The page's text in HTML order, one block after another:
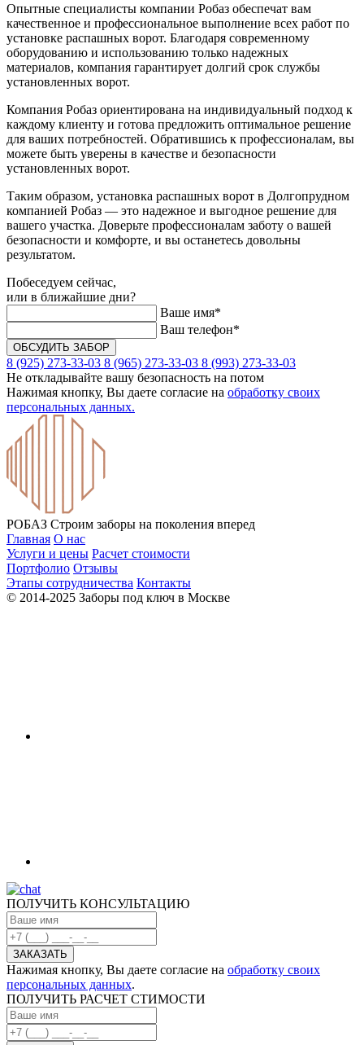
Опытные специалисты компании Робаз обеспечат вам
качественное и профессиональное выполнение всех работ по
установке распашных ворот. Благодаря современному
оборудованию и использованию только надежных
материалов, компания гарантирует долгий срок службы
установленных ворот.
Компания Робаз ориентирована на индивидуальный подход к
каждому клиенту и готова предложить оптимальное решение
для ваших потребностей. Обратившись к профессионалам, вы
можете быть уверены в качестве и безопасности
установленных ворот.
Таким образом, установка распашных ворот в Долгопрудном
компанией Робаз — это надежное и выгодное решение для
вашего участка. Доверьте профессионалам заботу о вашей
безопасности и комфорте, и вы останетесь довольны
результатом.
Побеседуем сейчас,
или в ближайшие дни?
Ваше имя*
Ваш телефон*
8 (925) 273-33-03 8 (965) 273-33-03 8 (993) 273-33-03
Не откладывайте вашу безопасность на потом
Нажимая кнопку, Вы даете согласие на обработку своих
персональных данных.
РОБАЗ Строим заборы на поколения вперед
Главная О нас
Услуги и цены Расчет стоимости
Портфолио Отзывы
Этапы сотрудничества Контакты
© 2014-2025 Заборы под ключ в Москве
ПОЛУЧИТЬ КОНСУЛЬТАЦИЮ
Нажимая кнопку, Вы даете согласие на обработку своих
персональных данных.
ПОЛУЧИТЬ РАСЧЕТ СТИМОСТИ